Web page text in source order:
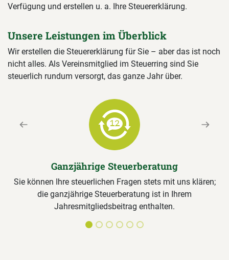
Verfügung und erstellen u. a. Ihre Steuererklärung.
Unsere Leistungen im Überblick
Wir erstellen die Steuererklärung für Sie – aber das ist noch
nicht alles. Als Vereinsmitglied im Steuerring sind Sie
steuerlich rundum versorgt, das ganze Jahr über.
Ganzjährige Steuerberatung
Sie können Ihre steuerlichen Fragen stets mit uns klären;
die ganzjährige Steuerberatung ist in Ihrem
Jahresmitgliedsbeitrag enthalten.
Previous Next